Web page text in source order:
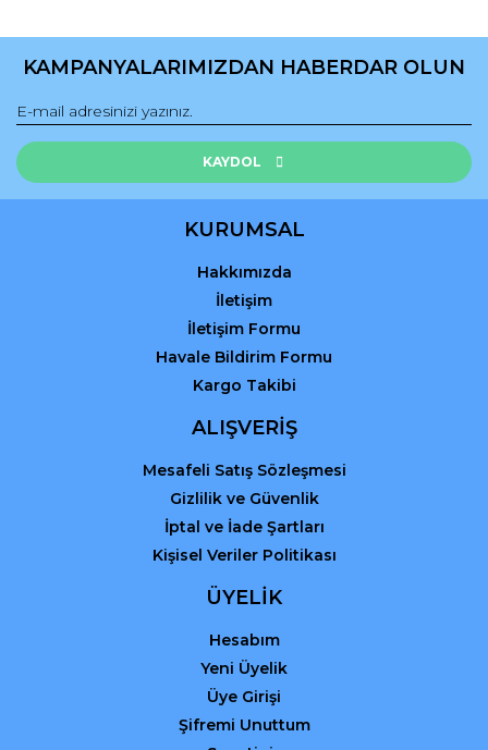
konularda yetersiz gördüğünüz noktaları öneri formunu
Görüş ve önerileriniz için teşekkür ederiz.
Ürün resmi kalitesiz, bozuk veya görüntülenemiyor.
Ürün açıklamasında eksik bilgiler bulunuyor.
Ürün fiyatı diğer sitelerden daha pahalı.
Gönder
KAMPANYALARIMIZDAN HABERDAR OLUN
KAYDOL
KURUMSAL
Hakkımızda
İletişim
İletişim Formu
Havale Bildirim Formu
Kargo Takibi
ALIŞVERİŞ
Mesafeli Satış Sözleşmesi
Gizlilik ve Güvenlik
İptal ve İade Şartları
Kişisel Veriler Politikası
ÜYELİK
Hesabım
Yeni Üyelik
Üye Girişi
Şifremi Unuttum